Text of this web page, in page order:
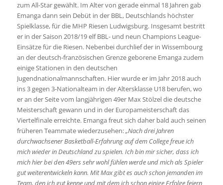
zum All-Star gewählt. Im Alter von gerade einmal 18 Jahren gab
Emanga dann sein Debüt in der BBL, Deutschlands höchster
Spielklasse, für die MHP Riesen Ludwigsburg. Insgesamt bestritt
er in der Saison 2018/19 elf BBL- und neun Champions League-
Einsätze für die Riesen. Nebenbei durchlief der in Wissembourg
an der deutsch-französischen Grenze geborene Emanga zudem
einige Stationen in den deutschen
Jugendnationalmannschaften. Hier wurde er im Jahr 2018 auch
ins 3 gegen 3-Nationalteam in der Altersklasse U18 berufen, wo
er an der Seite vom langjährigen 49er Max Stölzel die deutsche
Meisterschaft gewann und in der Europameisterschaft das
Viertelfinale erreichte. Emanga freut sich daher bald auch seinen
früheren Teammate wiederzusehen:„Nach drei Jahren
durchwachsener Basketball-Erfahrung auf dem College freue ich
mich wieder in Deutschland zu spielen. Ich bin mir sicher, dass ich
mich hier bei den 49ers sehr wohl fühlen werde und mich als Spieler
gut weiterentwickeln kann. Mit Max gibt es auch schon jemanden im
Team, den ich gut kenne und mit dem ich schon einige Erfolge feiern